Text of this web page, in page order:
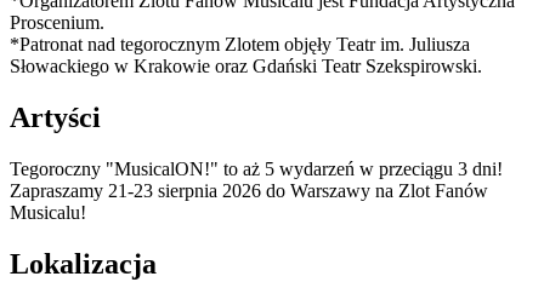
Proscenium.
*Patronat nad tegorocznym Zlotem objęły Teatr im. Juliusza
Słowackiego w Krakowie oraz Gdański Teatr Szekspirowski.
Artyści
Tegoroczny "MusicalON!" to aż 5 wydarzeń w przeciągu 3 dni!
Zapraszamy 21-23 sierpnia 2026 do Warszawy na Zlot Fanów
Musicalu!
Lokalizacja